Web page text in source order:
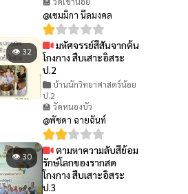
@เขมมิกา นีลมงคล
👁 32
มหัศจรรย์สีสันจากต้น
โกงกาง สืบเสาะอิสระ
ป.2
บ้านนักวิทยาศาสตร์น้อย
ป.2
🏫 วัดหนองบัว
@พัชดา ฉายฉันท์
👁 30
ตามหาความลับสีย้อม
รักษ์โลกของรากสด
โกงกาง สืบเสาะอิสระ
ป.3